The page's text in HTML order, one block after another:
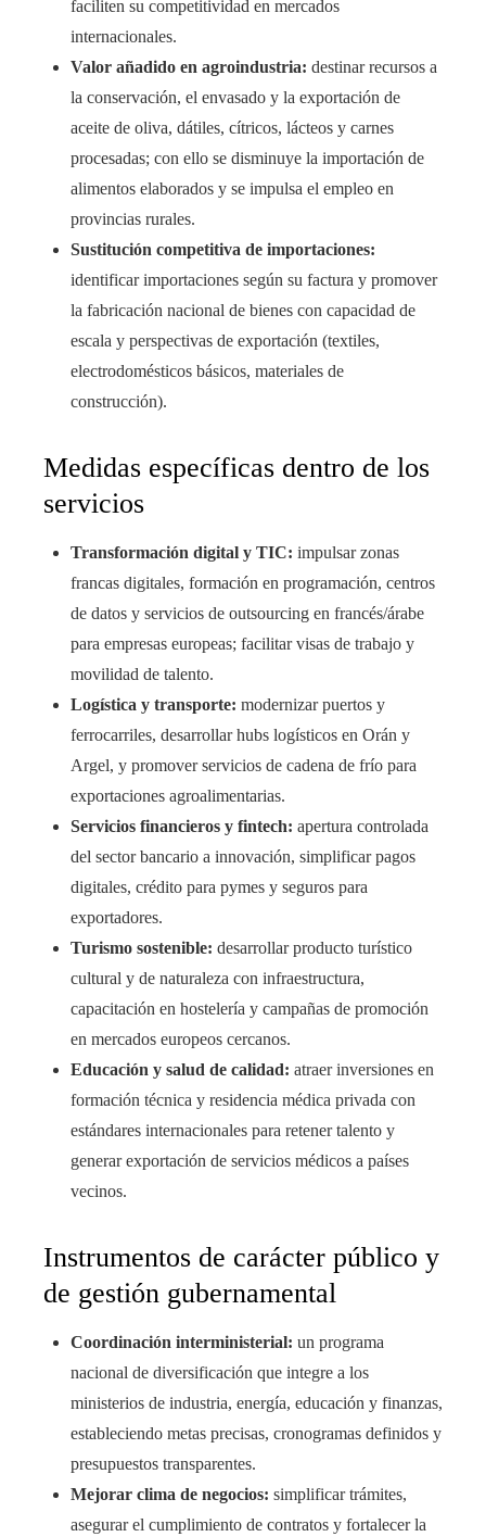
faciliten su competitividad en mercados
internacionales.
Valor añadido en agroindustria: destinar recursos a
la conservación, el envasado y la exportación de
aceite de oliva, dátiles, cítricos, lácteos y carnes
procesadas; con ello se disminuye la importación de
alimentos elaborados y se impulsa el empleo en
provincias rurales.
Sustitución competitiva de importaciones:
identificar importaciones según su factura y promover
la fabricación nacional de bienes con capacidad de
escala y perspectivas de exportación (textiles,
electrodomésticos básicos, materiales de
construcción).
Medidas específicas dentro de los
servicios
Transformación digital y TIC: impulsar zonas
francas digitales, formación en programación, centros
de datos y servicios de outsourcing en francés/árabe
para empresas europeas; facilitar visas de trabajo y
movilidad de talento.
Logística y transporte: modernizar puertos y
ferrocarriles, desarrollar hubs logísticos en Orán y
Argel, y promover servicios de cadena de frío para
exportaciones agroalimentarias.
Servicios financieros y fintech: apertura controlada
del sector bancario a innovación, simplificar pagos
digitales, crédito para pymes y seguros para
exportadores.
Turismo sostenible: desarrollar producto turístico
cultural y de naturaleza con infraestructura,
capacitación en hostelería y campañas de promoción
en mercados europeos cercanos.
Educación y salud de calidad: atraer inversiones en
formación técnica y residencia médica privada con
estándares internacionales para retener talento y
generar exportación de servicios médicos a países
vecinos.
Instrumentos de carácter público y
de gestión gubernamental
Coordinación interministerial: un programa
nacional de diversificación que integre a los
ministerios de industria, energía, educación y finanzas,
estableciendo metas precisas, cronogramas definidos y
presupuestos transparentes.
Mejorar clima de negocios: simplificar trámites,
asegurar el cumplimiento de contratos y fortalecer la